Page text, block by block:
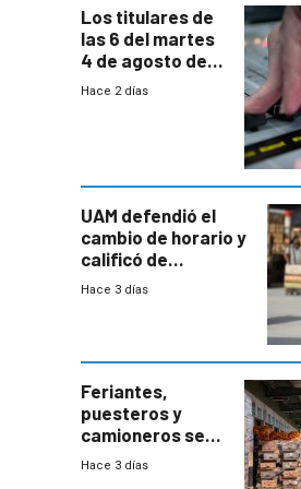
Los titulares de
las 6 del martes
4 de agosto de
2026
Hace 2 días
UAM defendió el
cambio de horario y
calificó de
“desproporcionado”
Hace 3 días
Feriantes,
puesteros y
camioneros se
movilizaron en
Hace 3 días